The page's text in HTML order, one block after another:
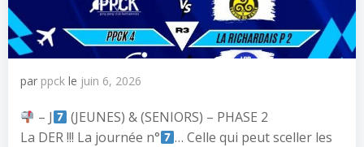
par ppck le juin 6, 2026
– J
(JEUNES) & (SENIORS) – PHASE 2
La DER !!! La journée n°
… Celle qui peut sceller les